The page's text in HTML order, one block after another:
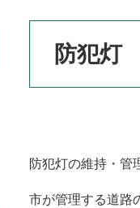
防犯灯
防犯灯の維持・管
市が管理する道路